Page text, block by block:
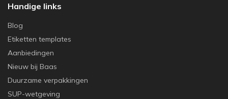
Handige links
Blog
Etiketten templates
Aanbiedingen
Nieuw bij Baas
Duurzame verpakkingen
SUP-wetgeving